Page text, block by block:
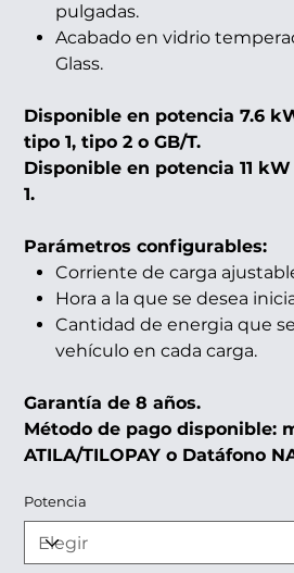
pulgadas.
Acabado en vidrio
Glass.
Disponible en potencia 7.6
tipo 1, tipo 2 o GB/T.
Disponible en potencia 11
1.
Parámetros configurables:
Corriente de carga
Hora a la que se desea
Cantidad de energia que
vehículo en cada carga.
Garantía de 8 años.
Método de pago disponible:
ATILA/TILOPAY o Datáfono
Potencia